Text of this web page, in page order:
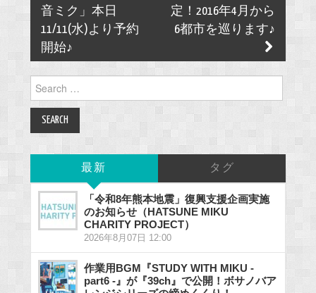
音ミク」本日
11/11(水)より予約
開始♪
定！2016年4月から
6都市を巡ります♪
for:
最新 タグ
「令和8年熊本地震」復興支援企画実施
のお知らせ（HATSUNE MIKU
CHARITY PROJECT）
2026年8月07日 12:00
作業用BGM『STUDY WITH MIKU -
part6 -』が『39ch』で公開！ボサノバア